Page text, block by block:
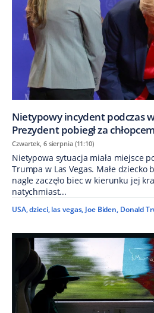
Nietypowy incydent podczas
Prezydent pobiegł za chłopcem
Czwartek, 6 sierpnia (11:10)
Nietypowa sytuacja miała miejsce
Trumpa w Las Vegas. Małe dziecko
nagle zaczęło biec w kierunku jej
natychmiast...
USA,dzieci, las vegas,Joe Biden, Donald